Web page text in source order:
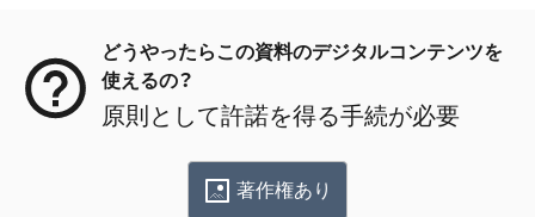
どうやったらこの資料のデジタルコンテンツを
使えるの？
原則として許諾を得る手続が必要
著作権あり